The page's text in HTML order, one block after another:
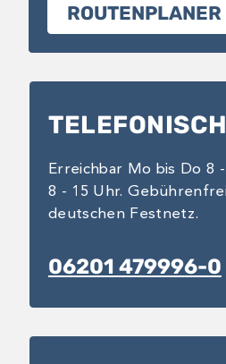
ROUTENPLANER
TELEFONISCH
Erreichbar Mo bis Do 8
8 - 15 Uhr.
deutschen Festnetz.
06201 479996-0